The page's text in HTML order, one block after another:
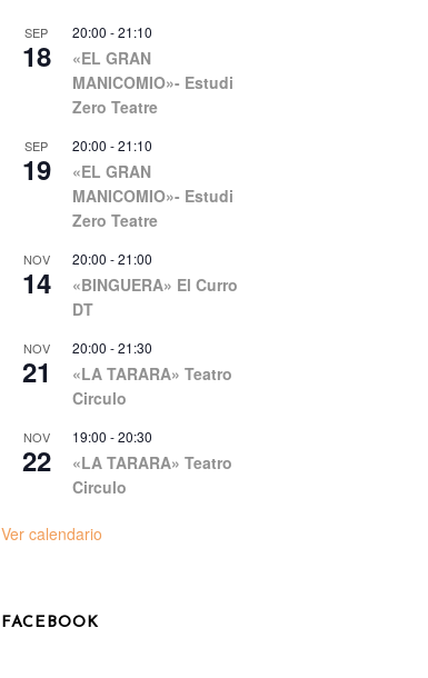
SEP
18
20:00 -21:10
«EL GRAN
MANICOMIO»- Estudi
Zero Teatre
SEP
19
20:00 -21:10
«EL GRAN
MANICOMIO»- Estudi
Zero Teatre
NOV
14
20:00 -21:00
«BINGUERA» El Curro
DT
NOV
21
20:00 -21:30
«LA TARARA» Teatro
Circulo
NOV
22
19:00 -20:30
«LA TARARA» Teatro
Circulo
Ver calendario
FACEBOOK